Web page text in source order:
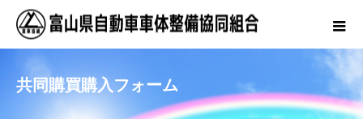
共同購買購入フォーム